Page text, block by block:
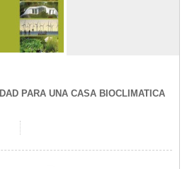
PARA UNA CASA BIOCLIMATICA